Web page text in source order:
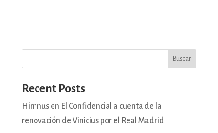
Buscar
Recent Posts
Himnus en El Confidencial a cuenta de la
renovación de Vinicius por el Real Madrid